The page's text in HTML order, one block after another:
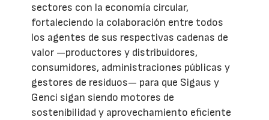
sectores con la economía circular,
fortaleciendo la colaboración entre todos
los agentes de sus respectivas cadenas de
valor —productores y distribuidores,
consumidores, administraciones públicas y
gestores de residuos— para que Sigaus y
Genci sigan siendo motores de
sostenibilidad y aprovechamiento eficiente